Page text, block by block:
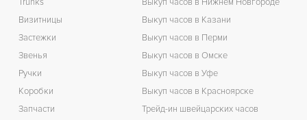
Визитницы
Застежки
Звенья
Ручки
Коробки
Запчасти
Выкуп часов в Казани
Выкуп часов в Перми
Выкуп часов в Омске
Выкуп часов в Уфе
Выкуп часов в Красноярске
Трейд-ин швейцарских часов